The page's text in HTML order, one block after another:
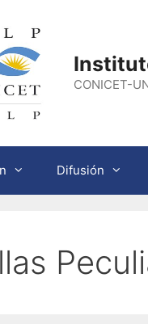
CONICET-
Difusión